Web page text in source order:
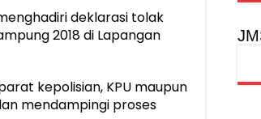
deklarasi tolak
2018 di Lapangan
kepolisian, KPU maupun
mendampingi proses